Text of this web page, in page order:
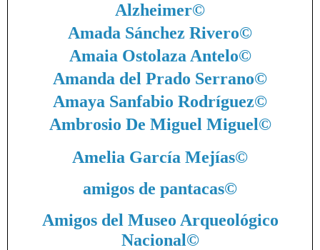
Alzheimer©
Amada Sánchez Rivero©
Amaia Ostolaza Antelo©
Amanda del Prado Serrano©
Amaya Sanfabio Rodríguez©
Ambrosio De Miguel Miguel©
Amelia García Mejías©
amigos de pantacas©
Amigos del Museo Arqueológico
Nacional©